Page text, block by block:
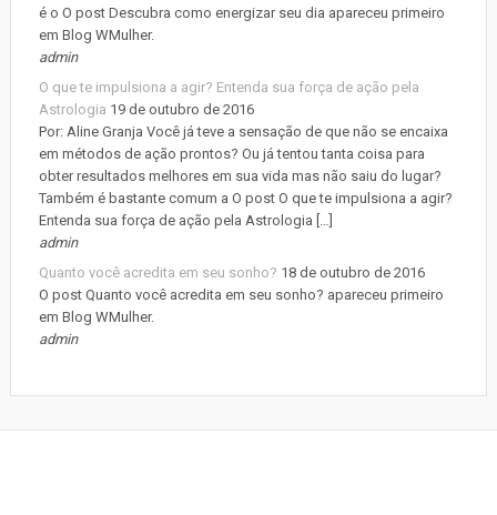
é o O post Descubra como energizar seu dia apareceu primeiro
em Blog WMulher.
admin
O que te impulsiona a agir? Entenda sua força de ação pela
Astrologia 19 de outubro de 2016
Por: Aline Granja Você já teve a sensação de que não se encaixa
em métodos de ação prontos? Ou já tentou tanta coisa para
obter resultados melhores em sua vida mas não saiu do lugar?
Também é bastante comum a O post O que te impulsiona a agir?
Entenda sua força de ação pela Astrologia […]
admin
Quanto você acredita em seu sonho? 18 de outubro de 2016
O post Quanto você acredita em seu sonho? apareceu primeiro
em Blog WMulher.
admin